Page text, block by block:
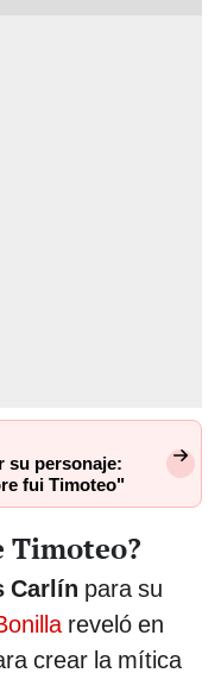
su personaje:
fui Timoteo"
Timoteo?
Carlín para su
reveló en
crear la mítica